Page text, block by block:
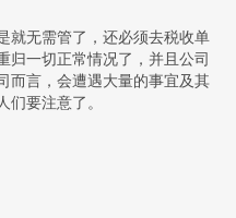
就无需管了，还必须去税收单
归一切正常情况了，并且公司
而言，会遭遇大量的事宜及其
要注意了。